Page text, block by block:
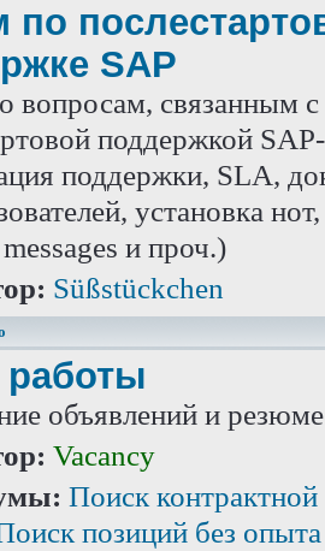
по
SAP
вопросам, связанным с
поддержкой
поддержки, SLA,
установка
и проч.)
Süßstückchen
работы
объявлений и резюме
Vacancy
Поиск
позиций без